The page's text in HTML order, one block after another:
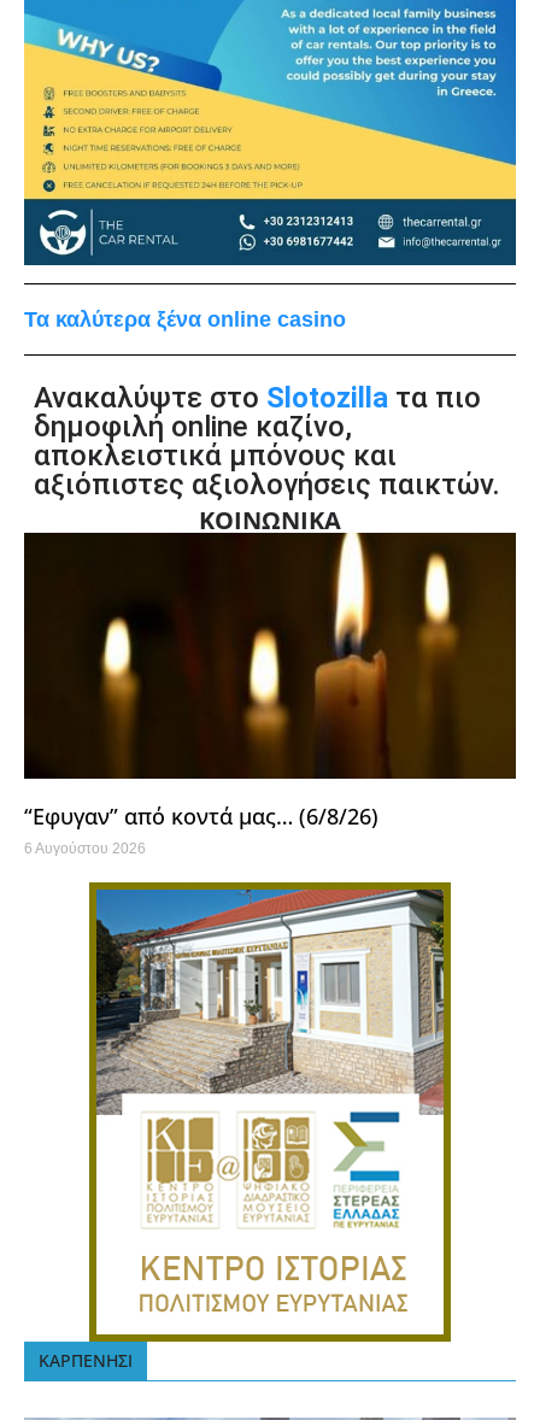
Τα καλύτερα ξένα online casino
Ανακαλύψτε στο Slotozilla τα πιο
δημοφιλή online καζίνο,
αποκλειστικά μπόνους και
αξιόπιστες αξιολογήσεις παικτών.
ΚΟΙΝΩΝΙΚΑ
“Εφυγαν” από κοντά μας… (6/8/26)
6 Αυγούστου 2026
ΚΑΡΠΕΝΗΣΙ